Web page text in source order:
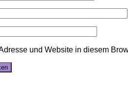
und Website in diesem